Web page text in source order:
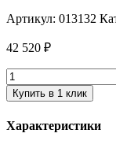
Артикул: 013132
42 520 ₽
Купить в 1 клик
Характеристики